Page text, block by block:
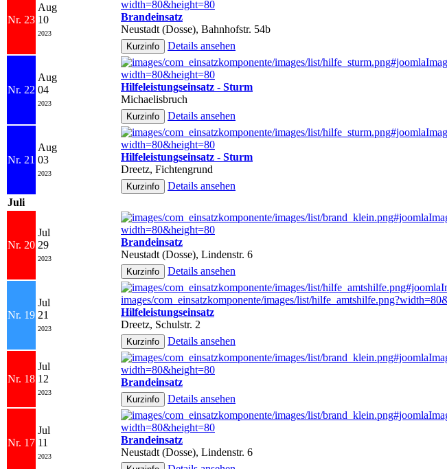
Nr. 23
Aug
10
2023
Brandeinsatz
Neustadt (Dosse), Bahnhofstr. 54b
Details ansehen
Nr. 22
Aug
04
2023
Hilfeleistungseinsatz - Sturm
Michaelisbruch
Details ansehen
Nr. 21
Aug
03
2023
Hilfeleistungseinsatz - Sturm
Dreetz, Fichtengrund
Details ansehen
Juli
Nr. 20
Jul
29
2023
Brandeinsatz
Neustadt (Dosse), Lindenstr. 6
Details ansehen
Nr. 19
Jul
21
2023
Hilfeleistungseinsatz
Dreetz, Schulstr. 2
Details ansehen
Nr. 18
Jul
12
2023
Brandeinsatz
Details ansehen
Nr. 17
Jul
11
2023
Brandeinsatz
Neustadt (Dosse), Lindenstr. 6